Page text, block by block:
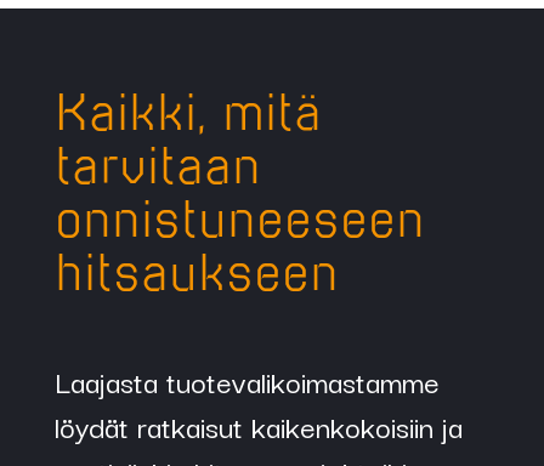
Kaikki, mitä
tarvitaan
onnistuneeseen
hitsaukseen
Laajasta tuotevalikoimastamme
löydät ratkaisut kaikenkokoisiin ja